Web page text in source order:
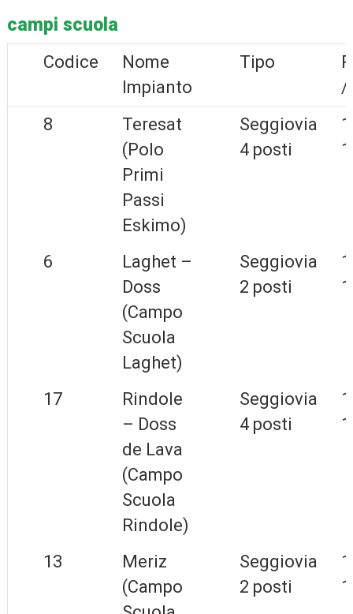
campi scuola
Codice
Nome
Impianto
Tipo
/
8
Teresat
(Polo
Primi
Passi
Eskimo)
Seggiovia
4 posti
6
Laghet –
Doss
(Campo
Scuola
Laghet)
Seggiovia
2 posti
17
Rindole
– Doss
de Lava
(Campo
Scuola
Rindole)
Seggiovia
4 posti
13
Meriz
(Campo
Seggiovia
2 posti